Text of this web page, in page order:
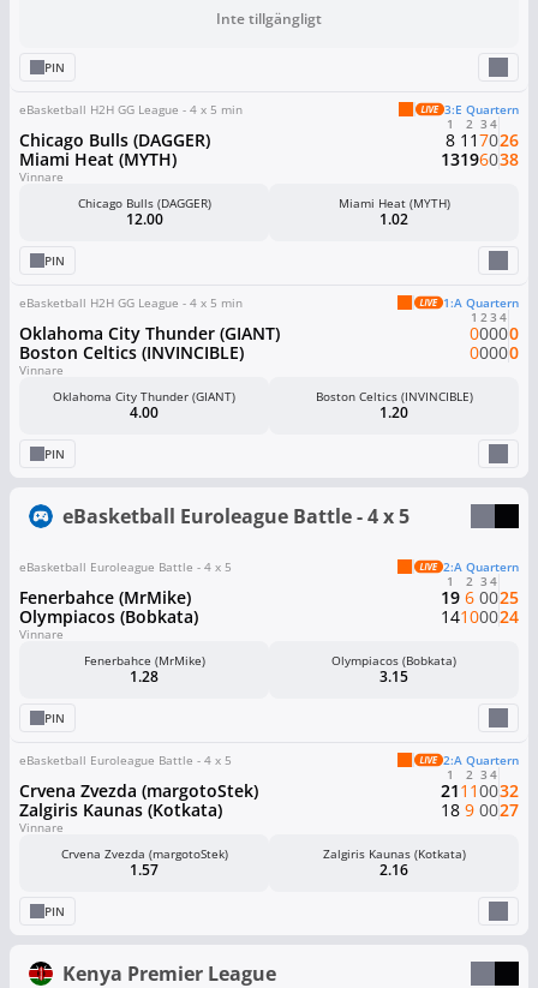
Inte tillgängligt
PIN
eBasketball H2H GG League - 4 x 5 min 3:e Quartern
Chicago Bulls (DAGGER)
Miami Heat (MYTH)
1
8
13
2
11
19
3
7
6
4
0
0
26
38
Vinnare
Chicago Bulls (DAGGER)
12.00
Miami Heat (MYTH)
1.02
PIN
eBasketball H2H GG League - 4 x 5 min 1:a Quartern
Oklahoma City Thunder (GIANT)
Boston Celtics (INVINCIBLE)
1
0
0
2
0
0
3
0
0
4
0
0
0
0
Vinnare
Oklahoma City Thunder (GIANT)
4.00
Boston Celtics (INVINCIBLE)
1.20
PIN
eBasketball Euroleague Battle - 4 x 5
eBasketball Euroleague Battle - 4 x 5 2:a Quartern
Fenerbahce (MrMike)
Olympiacos (Bobkata)
1
19
14
2
6
10
3
0
0
4
0
0
25
24
Vinnare
Fenerbahce (MrMike)
1.28
Olympiacos (Bobkata)
3.15
PIN
eBasketball Euroleague Battle - 4 x 5 2:a Quartern
Crvena Zvezda (margotoStek)
Zalgiris Kaunas (Kotkata)
1
21
18
2
11
9
3
0
0
4
0
0
32
27
Vinnare
Crvena Zvezda (margotoStek)
1.57
Zalgiris Kaunas (Kotkata)
2.16
PIN
Kenya Premier League